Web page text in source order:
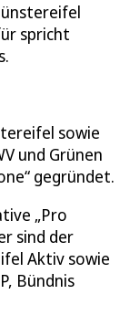
spricht
sowie
und Grünen
gegründet.
„Pro
sind der
Aktiv sowie
Bündnis